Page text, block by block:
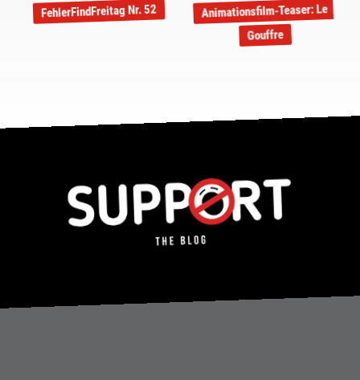
FehlerFindFreitag Nr. 52 Animationsfilm-Teaser: Le
Gouffre